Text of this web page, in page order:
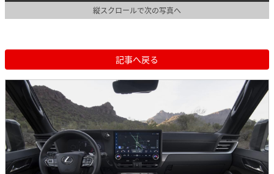
縦スクロールで次の写真へ
記事へ戻る